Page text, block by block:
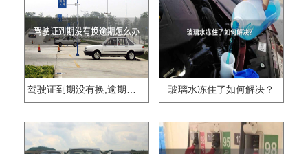
驾驶证到期没有换,逾期怎么办?? 玻璃水冻住了如何解决？